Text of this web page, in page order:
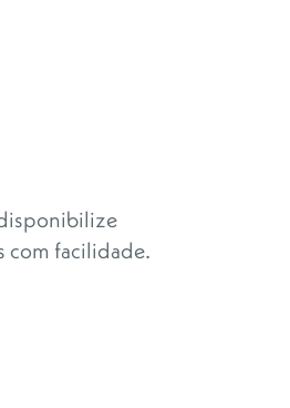
com facilidade.